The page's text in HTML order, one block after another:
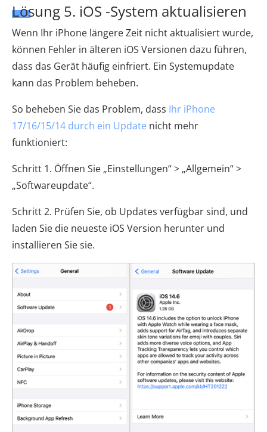
Lösung 5. iOS -System aktualisieren
Wenn Ihr iPhone längere Zeit nicht aktualisiert wurde,
können Fehler in älteren iOS Versionen dazu führen,
dass das Gerät häufig einfriert. Ein Systemupdate
kann das Problem beheben.
So beheben Sie das Problem, dass Ihr iPhone
17/16/15/14 durch ein Update nicht mehr
funktioniert:
Schritt 1. Öffnen Sie „Einstellungen“ > „Allgemein“ >
„Softwareupdate“.
Schritt 2. Prüfen Sie, ob Updates verfügbar sind, und
laden Sie die neueste iOS Version herunter und
installieren Sie sie.